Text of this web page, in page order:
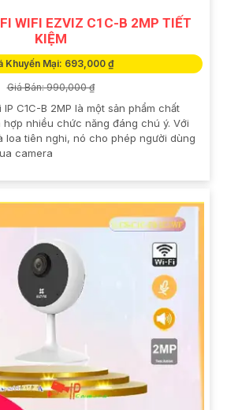
WIFI EZVIZ C1C-B 2MP TIẾT
KIỆM
Khuyến Mại: 693,000 ₫
Giá Bán: 990,000 ₫
C1C-B 2MP là một sản phẩm chất
nhiều chức năng đáng chú ý. Với
loa tiên nghi, nó cho phép người dùng
camera